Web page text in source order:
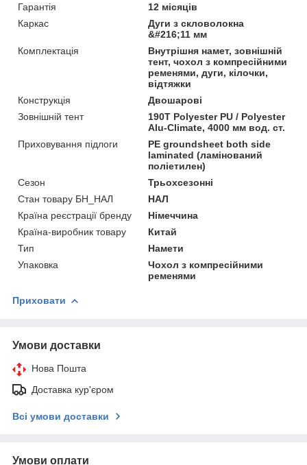
Гарантія
12 місяців
Каркас
Дуги з скловолокна
&#216;11 мм
Комплектація
Внутрішня намет, зовнішній
тент, чохол з компресійними
ременями, дуги, кілочки,
відтяжки
Конструкція
Двошарові
Зовнішній тент
190T Polyester PU / Polyester
Alu-Climate, 4000 мм вод. ст.
Приховування підлоги
PE groundsheet both side
laminated (ламінований
поліетилен)
Сезон
Трьохсезонні
Стан товару БН_НАЛ
НАЛ
Країна реєстрації бренду
Німеччина
Країна-виробник товару
Китай
Тип
Намети
Упаковка
Чохол з компресійними
ременями
Приховати
Умови доставки
Нова Пошта
Доставка кур'єром
Всі умови доставки
Умови оплати